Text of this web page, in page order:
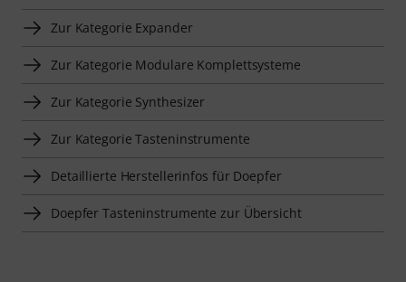
Zur Kategorie Expander
Zur Kategorie Modulare Komplettsysteme
Zur Kategorie Synthesizer
Zur Kategorie Tasteninstrumente
Detaillierte Herstellerinfos für Doepfer
Doepfer Tasteninstrumente zur Übersicht